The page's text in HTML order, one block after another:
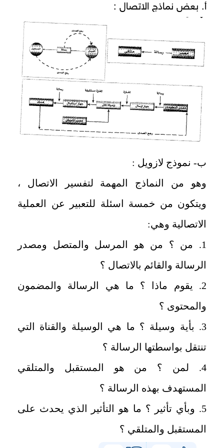
أ. بعض نماذج الاتصال :
ب- نموذج لازويل :
وهو من النماذج المهمة لتفسير الاتصال ،
ويتكون من خمسة اسئلة للتعبير عن العملية
الاتصالية وهي:
1. من ؟ من هو المرسل والمتصل ومصدر
الرسالة والقائم بالاتصال ؟
2. يقوم ماذا ؟ ما هي الرسالة والمضمون
والمحتوى ؟
3. بأية وسيلة ؟ ما هي الوسيلة والقناة التي
تنتقل بواسطتها الرسالة ؟
4. لمن ؟ من هو المستقبل والمتلقي
المستهدف بهذه الرسالة ؟
5. وبأي تأثير ؟ ما هو التأثير الذي يحدث على
المستقبل والمتلقي ؟